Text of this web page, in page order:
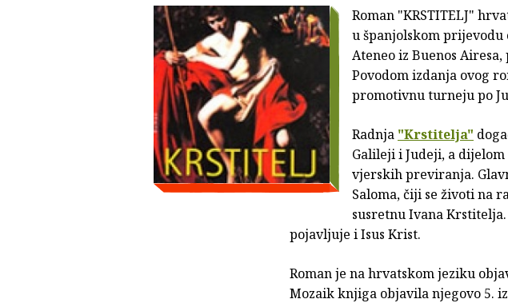
Roman "KRSTITELJ"
u španjolskom
Ateneo iz Buenos
Povodom izdanja ovog
promotivnu turneju po
Radnja "Krstitelja"
Galileji i Judeji, a
vjerskih previranja.
Saloma, čiji se životi na
susretnu Ivana
pojavljuje i Isus Krist.
Roman je na hrvatskom jeziku
Mozaik knjiga objavila njegovo 5.